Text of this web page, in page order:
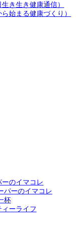
き生き健康通信）
始まる健康づくり）
のイマコレ
パーのイマコレ
杯
ーライフ